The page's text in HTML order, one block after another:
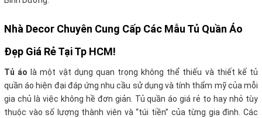
Nhà Decor Chuyên Cung Cấp Các Mẫu Tủ Quần Áo
Đẹp Giá Rẻ Tại Tp HCM!
Tủ áo là một vật dụng quan trọng không thể thiếu và thiết kế tủ
quần áo hiện đại đáp ứng nhu cầu sử dụng và tính thẩm mỹ của mỗi
gia chủ là việc không hề đơn giản. Tủ quần áo giá rẻ to hay nhỏ tùy
thuộc vào số lượng thành viên và “túi tiền” của từng gia đình. Các